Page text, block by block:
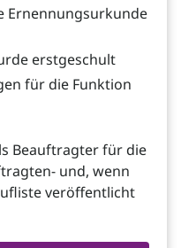
Ernennungsurkunde
erstgeschult
für die Funktion
Beauftragter für die
und, wenn
veröffentlicht